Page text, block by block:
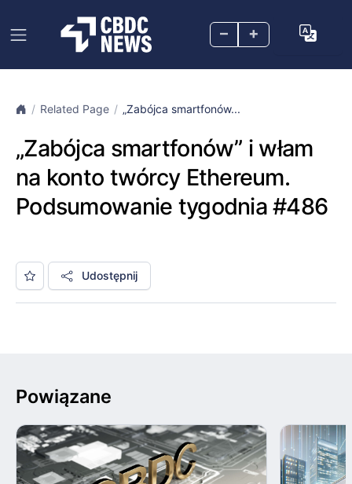
– +
Related Page „Zabójca smartfonów...
„Zabójca smartfonów” i włam
na konto twórcy Ethereum.
Podsumowanie tygodnia #486
Udostępnij
Powiązane